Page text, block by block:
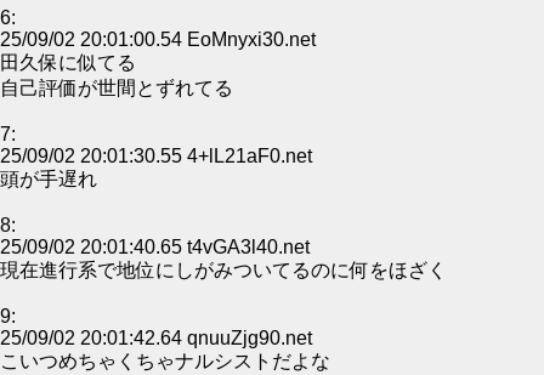
6:
25/09/02 20:01:00.54 EoMnyxi30.net
田久保に似てる
自己評価が世間とずれてる
7:
25/09/02 20:01:30.55 4+lL21aF0.net
頭が手遅れ
8:
25/09/02 20:01:40.65 t4vGA3l40.net
現在進行系で地位にしがみついてるのに何をほざく
9:
25/09/02 20:01:42.64 qnuuZjg90.net
こいつめちゃくちゃナルシストだよな